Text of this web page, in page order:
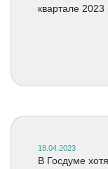
квартале 2023
18.04.2023
В Госдуме